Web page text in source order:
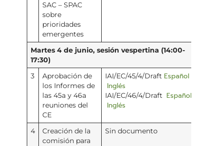
SAC – SPAC
sobre
prioridades
emergentes
Martes 4 de junio, sesión vespertina (14:00-
17:30)
3
Aprobación de
los Informes de
las 45a y 46a
reuniones del
CE
IAI/EC/45/4/Draft Español–
Inglés
IAI/EC/46/4/Draft Español
Inglés
4
Creación de la
comisión para
Sin documento